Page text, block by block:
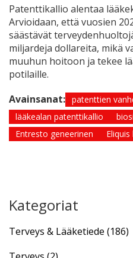
Patenttikallio alentaa
Arvioidaan, että vuosien
säästävät
miljardeja dollareita, mikä
muuhun hoitoon ja tekee
potilaille.
Avainsanat: patenttien
lääkealan patenttikallio
Entresto geneerinen
Kategoriat
Terveys & Lääketiede (186)